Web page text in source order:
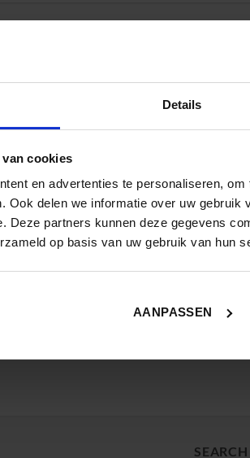
Details
cookies
en advertenties te personaliseren,
Ook delen we informatie over uw
Deze partners kunnen deze gegevens
op basis van uw gebruik van hun
AANPASSEN
SEARCH